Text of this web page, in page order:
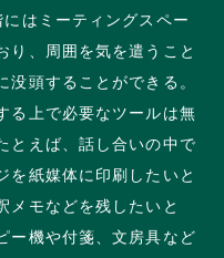
はミーティングスペー
り、周囲を気を遣うこと
没頭することができる。
る上で必要なツールは無
とえば、話し合いの中で
を紙媒体に印刷したいと
メモなどを残したいと
ー機や付箋、文房具など